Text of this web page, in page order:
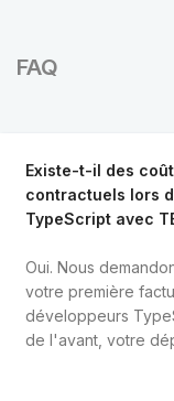
FAQ
Existe-t-il des
contractuels lors
TypeScript avec
Oui. Nous
votre première
développeurs
de l'avant, votre